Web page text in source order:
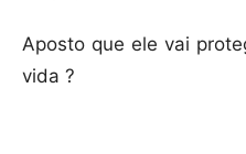
Aposto que ele vai
vida ?